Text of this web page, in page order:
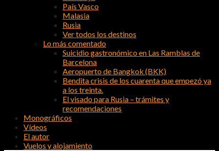
País Vasco
Malasia
Rusia
Ver todos los destinos
Lo más comentado
Suicidio gastronómico en Las Ramblas de
Barcelona
Aeropuerto de Bangkok (BKK)
Bendita crisis de los cuarenta que empezó ya
a los treinta.
El visado para Rusia – trámites y
recomendaciones
Monográficos
Vídeos
El autor
Vuelos y alojamiento